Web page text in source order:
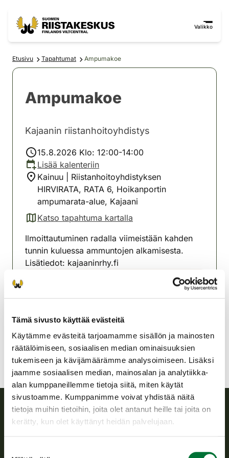
Tämä sivusto käyttää evästeitä
Käytämme evästeitä tarjoamamme sisällön ja mainosten
räätälöimiseen, sosiaalisen median ominaisuuksien
tukemiseen ja kävijämäärämme analysoimiseen. Lisäksi
jaamme sosiaalisen median, mainosalan ja analytiikka-
alan kumppaneillemme tietoja siitä, miten käytät
sivustoamme. Kumppanimme voivat yhdistää näitä
tietoja muihin tietoihin, joita olet antanut heille tai joita on
kerätty, kun olet käyttänyt heidän palvelujaan.
Valikko
Etusivu Tapahtumat Ampumakoe
Ampumakoe
Kajaanin riistanhoitoyhdistys
15.8.2026 Klo: 12:00-14:00
Lisää kalenteriin
Kainuu | Riistanhoitoyhdistyksen
HIRVIRATA, RATA 6, Hoikanportin
ampumarata-alue, Kajaani
Katso tapahtuma kartalla
(avautuu uuteen välilehteen)
Ilmoittautuminen radalla viimeistään kahden
tunnin kuluessa ammuntojen alkamisesta.
Lisätiedot: kajaaninrhy.fi
Kainuu
kajaani@rhy.riista.fi
Suomen riistakeskus